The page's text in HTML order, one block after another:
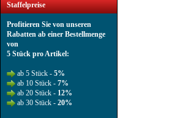
Staffelpreise
Profitieren Sie von unseren
Rabatten ab einer Bestellmenge
von
5 Stück pro Artikel:
ab 5 Stück - 5%
ab 10 Stück - 7%
ab 20 Stück - 12%
ab 30 Stück - 20%